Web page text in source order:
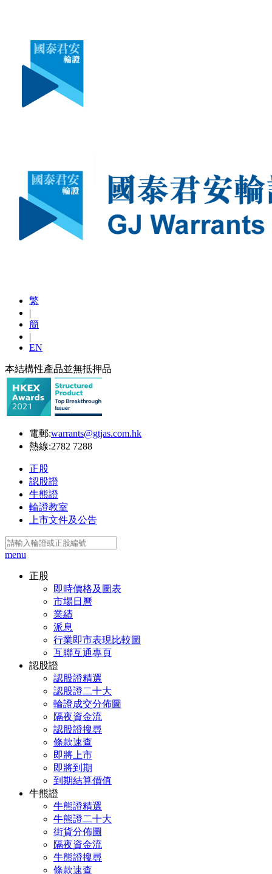
繁
|
簡
|
EN
本結構性產品並無抵押品
電郵:warrants@gtjas.com.hk
熱線:2782 7288
正股
認股證
牛熊證
輪證教室
上市文件及公告
menu
正股
即時價格及圖表
市場日曆
業績
派息
行業即市表現比較圖
互聯互通專頁
認股證
認股證精選
認股證二十大
輪證成交分佈圖
隔夜資金流
認股證搜尋
條款速查
即將上市
即將到期
到期結算價值
牛熊證
牛熊證精選
牛熊證二十大
街貨分佈圖
隔夜資金流
牛熊證搜尋
條款速查